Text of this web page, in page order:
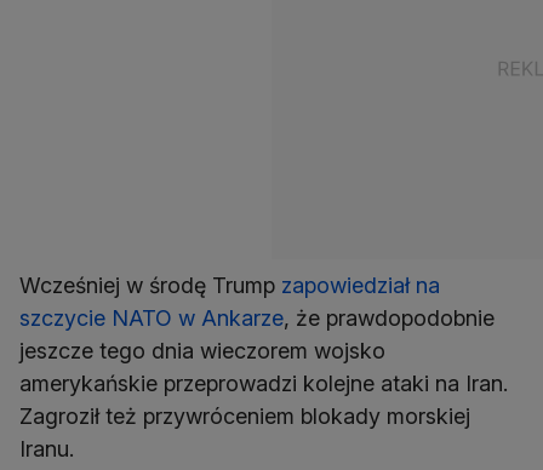
Wcześniej w środę Trump zapowiedział na
szczycie NATO w Ankarze, że prawdopodobnie
jeszcze tego dnia wieczorem wojsko
amerykańskie przeprowadzi kolejne ataki na Iran.
Zagroził też przywróceniem blokady morskiej
Iranu.